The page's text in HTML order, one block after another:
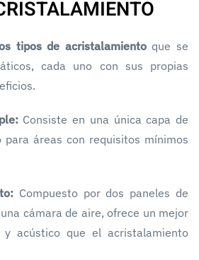
tipos de acristalamientoque se
cada uno con sus propias
Consiste en una única capa de
para áreas con requisitos mínimos
Compuesto por dos paneles de
cámara de aire, ofrece un mejor
y acústico que el acristalamiento